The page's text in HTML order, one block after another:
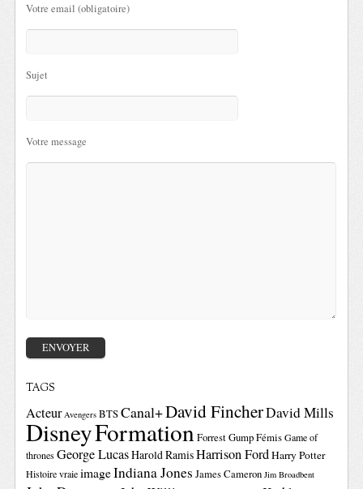
Votre email (obligatoire)
Sujet
Votre message
TAGS
Acteur Avengers BTSCanal+David FincherDavid Mills
DisneyFormation Forrest GumpFémis Game of
thrones George LucasHarold RamisHarrison FordHarry Potter
Histoire vraie imageIndiana Jones James Cameron Jim Broadbent